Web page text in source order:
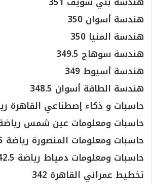
هندسة أسوان 350
هندسة المنيا 350
هندسة سوهاج 349.5
هندسة أسيوط 349
هندسة الطاقة أسوان 348.5
حاسبات و ذكاء إصطناعي القاهرة رياضة
حاسبات ومعلومات عين شمس رياضة
حاسبات ومعلومات المنصورة رياضة 343.5
حاسبات ومعلومات دمياط رياضة 342.5
تخطيط عمراني القاهرة 342